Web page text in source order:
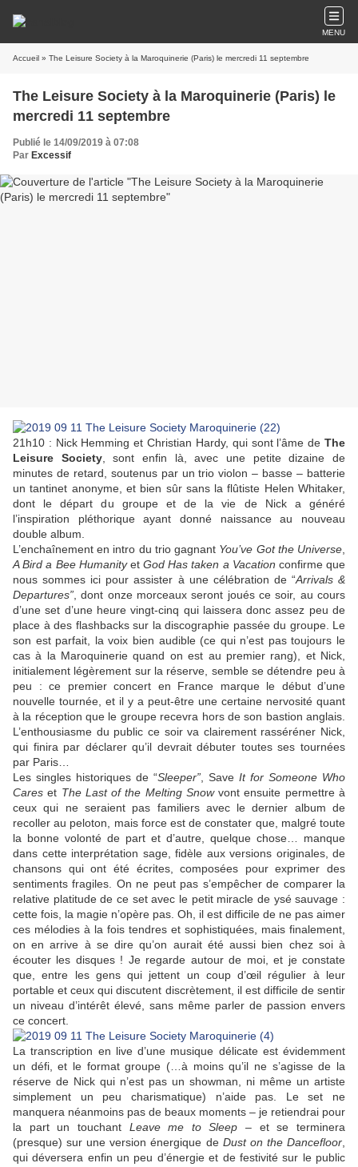
MENU
Accueil » The Leisure Society à la Maroquinerie (Paris) le mercredi 11 septembre
The Leisure Society à la Maroquinerie (Paris) le
mercredi 11 septembre
Publié le 14/09/2019 à 07:08
Par Excessif
21h10 : Nick Hemming et Christian Hardy, qui sont l’âme de The
Leisure Society, sont enfin là, avec une petite dizaine de
minutes de retard, soutenus par un trio violon – basse – batterie
un tantinet anonyme, et bien sûr sans la flûtiste Helen Whitaker,
dont le départ du groupe et de la vie de Nick a généré
l’inspiration pléthorique ayant donné naissance au nouveau
double album.
L’enchaînement en intro du trio gagnant You’ve Got the Universe
A Bird a Bee HumanityetGod Has taken a Vacation confirme que
nous sommes ici pour assister à une célébration de “Arrivals &
Departures” , dont onze morceaux seront joués ce soir, au cours
d’une set d’une heure vingt-cinq qui laissera donc assez peu de
place à des flashbacks sur la discographie passée du groupe. Le
son est parfait, la voix bien audible (ce qui n’est pas toujours le
cas à la Maroquinerie quand on est au premier rang), et Nick,
initialement légèrement sur la réserve, semble se détendre peu à
peu : ce premier concert en France marque le début d’une
nouvelle tournée, et il y a peut-être une certaine nervosité quant
à la réception que le groupe recevra hors de son bastion anglais.
L’enthousiasme du public ce soir va clairement rasséréner Nick,
qui finira par déclarer qu’il devrait débuter toutes ses tournées
par Paris…
Les singles historiques de “Sleeper” , Save It for Someone Who
Cares et The Last of the Melting Snowvont ensuite permettre à
ceux qui ne seraient pas familiers avec le dernier album de
recoller au peloton, mais force est de constater que, malgré toute
la bonne volonté de part et d’autre, quelque chose… manque
dans cette interprétation sage, fidèle aux versions originales, de
chansons qui ont été écrites, composées pour exprimer des
sentiments fragiles. On ne peut pas s’empêcher de comparer la
relative platitude de ce set avec le petit miracle de ysé sauvage :
cette fois, la magie n’opère pas. Oh, il est difficile de ne pas aimer
ces mélodies à la fois tendres et sophistiquées, mais finalement,
on en arrive à se dire qu’on aurait été aussi bien chez soi à
écouter les disques ! Je regarde autour de moi, et je constate
que, entre les gens qui jettent un coup d’œil régulier à leur
portable et ceux qui discutent discrètement, il est difficile de sentir
un niveau d’intérêt élevé, sans même parler de passion envers
ce concert.
La transcription en live d’une musique délicate est évidemment
un défi, et le format groupe (…à moins qu’il ne s’agisse de la
réserve de Nick qui n’est pas un showman, ni même un artiste
simplement un peu charismatique) n’aide pas. Le set ne
manquera néanmoins pas de beaux moments – je retiendrai pour
la part un touchant Leave me to Sleep – et se terminera
(presque) sur une version énergique de Dust on the Dancefloor
qui déversera enfin un peu d’énergie et de festivité sur le public